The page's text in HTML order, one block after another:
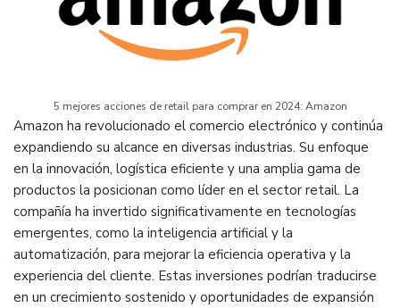
5 mejores acciones de retail para comprar en 2024: Amazon
Amazon ha revolucionado el comercio electrónico y continúa
expandiendo su alcance en diversas industrias. Su enfoque
en la innovación, logística eficiente y una amplia gama de
productos la posicionan como líder en el sector retail. La
compañía ha invertido significativamente en tecnologías
emergentes, como la inteligencia artificial y la
automatización, para mejorar la eficiencia operativa y la
experiencia del cliente. Estas inversiones podrían traducirse
en un crecimiento sostenido y oportunidades de expansión